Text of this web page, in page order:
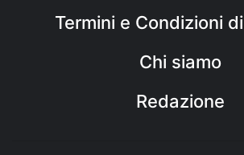
Termini e Condizioni
Chi siamo
Redazione